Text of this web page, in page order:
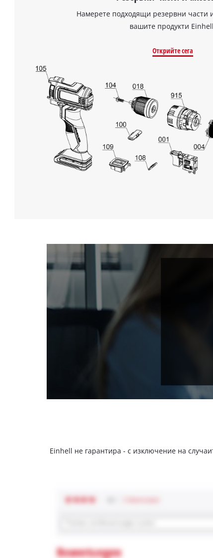
Намерете подходящи резервни части
вашите продукти
Открийте сега
Einhell не гарантира - с изключение на